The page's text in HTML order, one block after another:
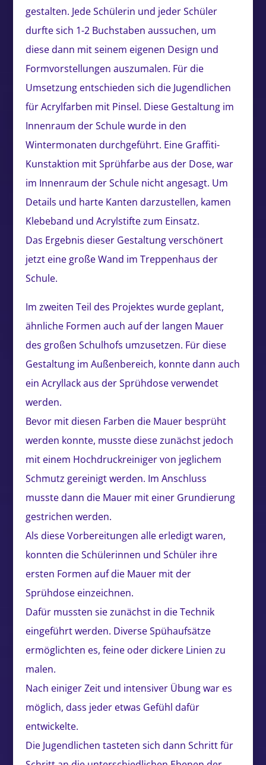
gestalten. Jede Schülerin und jeder Schüler
durfte sich 1-2 Buchstaben aussuchen, um
diese dann mit seinem eigenen Design und
Formvorstellungen auszumalen. Für die
Umsetzung entschieden sich die Jugendlichen
für Acrylfarben mit Pinsel. Diese Gestaltung im
Innenraum der Schule wurde in den
Wintermonaten durchgeführt. Eine Graffiti-
Kunstaktion mit Sprühfarbe aus der Dose, war
im Innenraum der Schule nicht angesagt. Um
Details und harte Kanten darzustellen, kamen
Klebeband und Acrylstifte zum Einsatz.
Das Ergebnis dieser Gestaltung verschönert
jetzt eine große Wand im Treppenhaus der
Schule.
Im zweiten Teil des Projektes wurde geplant,
ähnliche Formen auch auf der langen Mauer
des großen Schulhofs umzusetzen. Für diese
Gestaltung im Außenbereich, konnte dann auch
ein Acryllack aus der Sprühdose verwendet
werden.
Bevor mit diesen Farben die Mauer besprüht
werden konnte, musste diese zunächst jedoch
mit einem Hochdruckreiniger von jeglichem
Schmutz gereinigt werden. Im Anschluss
musste dann die Mauer mit einer Grundierung
gestrichen werden.
Als diese Vorbereitungen alle erledigt waren,
konnten die Schülerinnen und Schüler ihre
ersten Formen auf die Mauer mit der
Sprühdose einzeichnen.
Dafür mussten sie zunächst in die Technik
eingeführt werden. Diverse Spühaufsätze
ermöglichten es, feine oder dickere Linien zu
malen.
Nach einiger Zeit und intensiver Übung war es
möglich, dass jeder etwas Gefühl dafür
entwickelte.
Die Jugendlichen tasteten sich dann Schritt für